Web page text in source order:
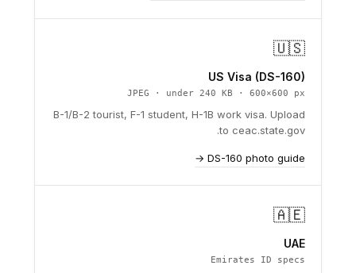
🇺🇸
US Visa (DS-160)
JPEG · under 240 KB · 600×600 px
B-1/B-2 tourist, F-1 student, H-1B work visa. Upload
to ceac.state.gov.
DS-160 photo guide →
🇦🇪
UAE
Emirates ID specs